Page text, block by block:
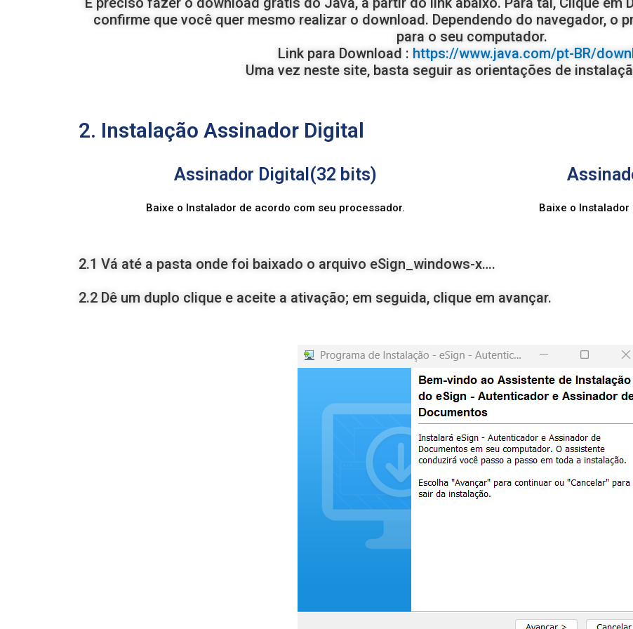
confirme que você quer mesmo realizar o download. Dependendo do navegador, o
para o seu computador.
Link para Download : https://www.java.com/pt-BR/
Uma vez neste site, basta seguir as orientações de
2. Instalação Assinador Digital
Assinador Digital(32 bits)
Baixe o Instalador de acordo com seu processador. Baixe o
2.1 Vá até a pasta onde foi baixado o arquivo eSign_windows-x….
2.2 Dê um duplo clique e aceite a ativação; em seguida, clique em avançar.